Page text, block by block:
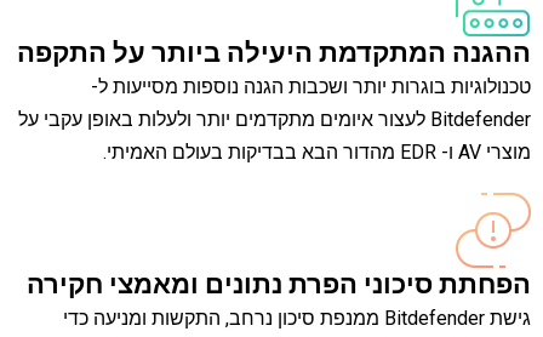
ההגנה המתקדמת היעילה ביותר על התקפה
טכנולוגיות בוגרות יותר ושכבות הגנה נוספות מסייעות ל-
Bitdefender לעצור איומים מתקדמים יותר ולעלות באופן עקבי על
מוצרי AV ו- EDR מהדור הבא בבדיקות בעולם האמיתי.
הפחתת סיכוני הפרת נתונים ומאמצי חקירה
גישת Bitdefender ממנפת סיכון נרחב, התקשות ומניעה כדי